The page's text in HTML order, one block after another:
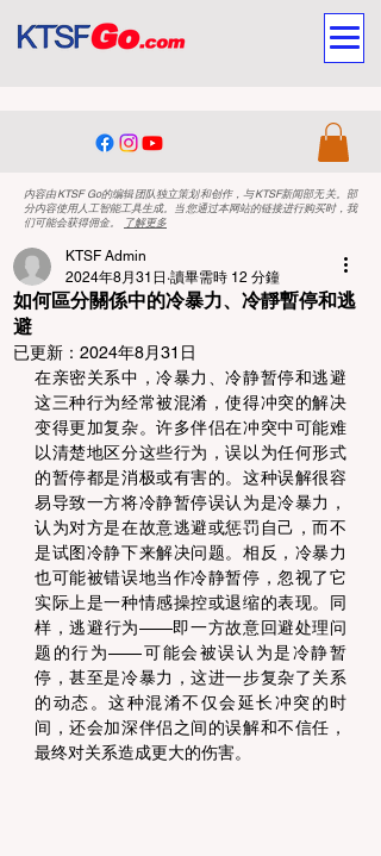
内容由KTSF Go的编辑团队独立策划和创作，与KTSF新闻部无关。部
分内容使用人工智能工具生成。当您通过本网站的链接进行购买时，我
们可能会获得佣金。
了解更多
如何區分關係中的冷暴力、冷靜暫停和逃
避
KTSF Admin
2024年8月31日 讀畢需時 12 分鐘
已更新： 2024年8月31日
在亲密关系中，冷暴力、冷静暂停和逃避
这三种行为经常被混淆，使得冲突的解决
变得更加复杂。许多伴侣在冲突中可能难
以清楚地区分这些行为，误以为任何形式
的暂停都是消极或有害的。这种误解很容
易导致一方将冷静暂停误认为是冷暴力，
认为对方是在故意逃避或惩罚自己，而不
是试图冷静下来解决问题。相反，冷暴力
也可能被错误地当作冷静暂停，忽视了它
实际上是一种情感操控或退缩的表现。同
样，逃避行为——即一方故意回避处理问
题的行为——可能会被误认为是冷静暂
停，甚至是冷暴力，这进一步复杂了关系
的动态。这种混淆不仅会延长冲突的时
间，还会加深伴侣之间的误解和不信任，
最终对关系造成更大的伤害。